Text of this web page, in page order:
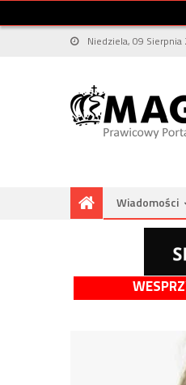
Niedziela, 09 Sierpnia
Wiadomości